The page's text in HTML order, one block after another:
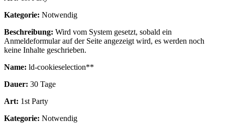
Kategorie: Notwendig
Beschreibung: Wird vom System gesetzt, sobald ein
Anmeldeformular auf der Seite angezeigt wird, es werden noch
keine Inhalte geschrieben.
Name: ld-cookieselection**
Dauer: 30 Tage
Art: 1st Party
Kategorie: Notwendig